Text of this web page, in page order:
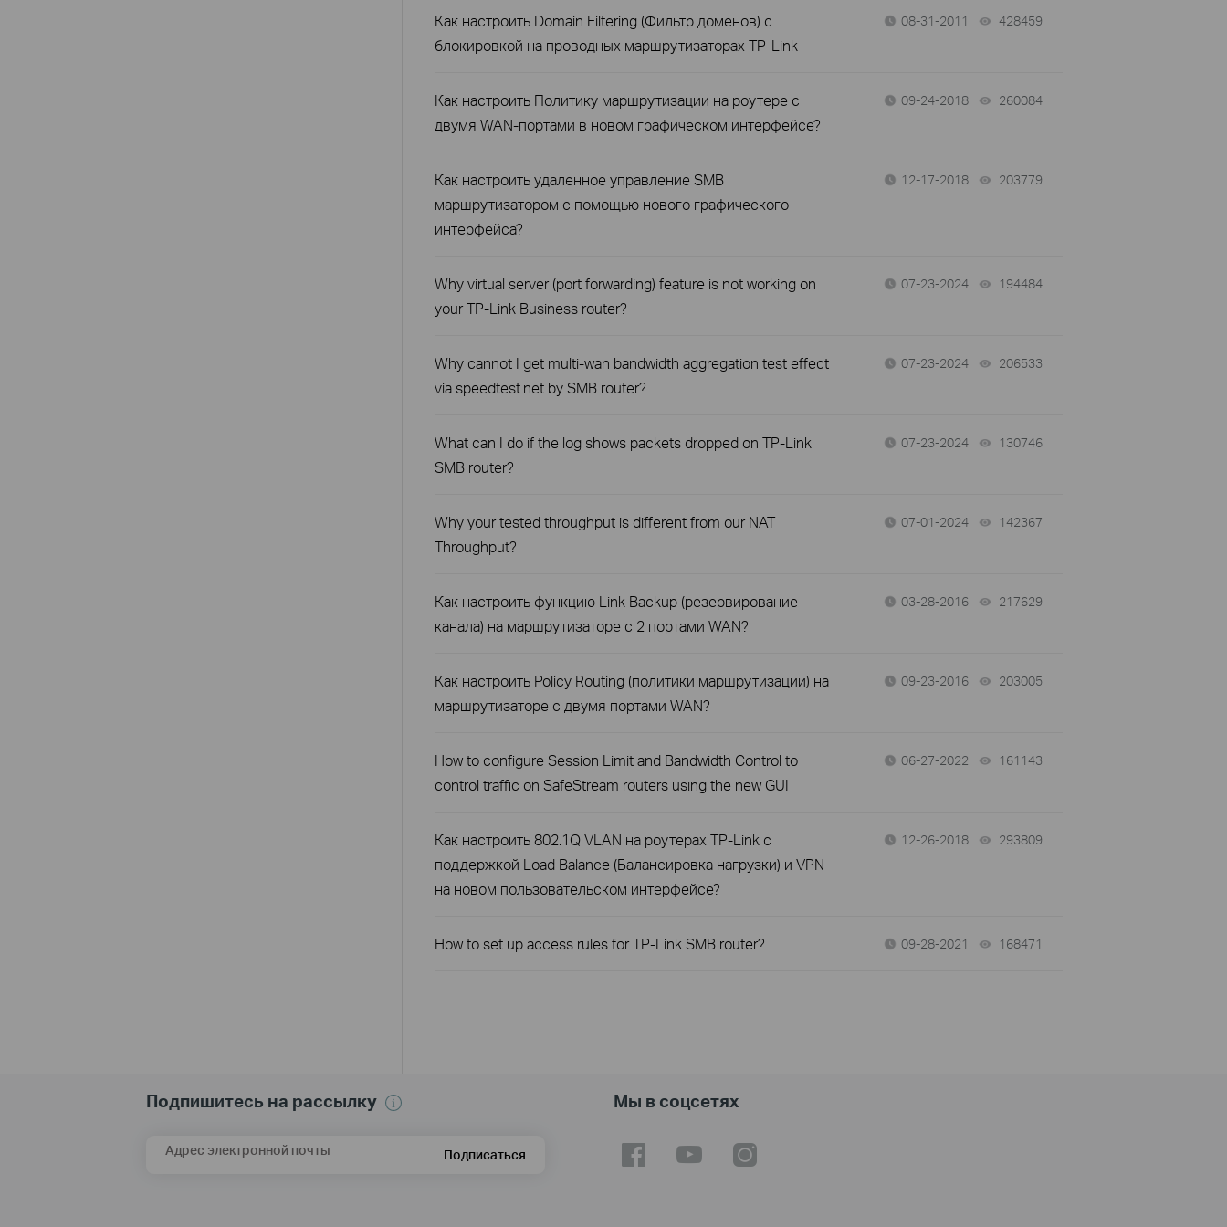
Как настроить Domain Filtering (Фильтр доменов) с
блокировкой на проводных маршрутизаторах TP-Link
08-31-2011 428459
Как настроить Политику маршрутизации на роутере с
двумя WAN-портами в новом графическом интерфейсе?
09-24-2018 260084
Как настроить удаленное управление SMB
маршрутизатором с помощью нового графического
интерфейса?
12-17-2018 203779
Why virtual server (port forwarding) feature is not working on
your TP-Link Business router?
07-23-2024 194484
Why cannot I get multi-wan bandwidth aggregation test effect
via speedtest.net by SMB router?
07-23-2024 206533
What can I do if the log shows packets dropped on TP-Link
SMB router?
07-23-2024 130746
Why your tested throughput is different from our NAT
Throughput?
07-01-2024 142367
Как настроить функцию Link Backup (резервирование
канала) на маршрутизаторе с 2 портами WAN?
03-28-2016 217629
Как настроить Policy Routing (политики маршрутизации) на
маршрутизаторе с двумя портами WAN?
09-23-2016 203005
How to configure Session Limit and Bandwidth Control to
control traffic on SafeStream routers using the new GUI
06-27-2022 161143
Как настроить 802.1Q VLAN на роутерах TP-Link с
поддержкой Load Balance (Балансировка нагрузки) и VPN
на новом пользовательском интерфейсе?
12-26-2018 293809
How to set up access rules for TP-Link SMB router? 09-28-2021 168471
Подпишитесь на рассылку
Адрес электронной почты Подписаться
Мы в соцсетях